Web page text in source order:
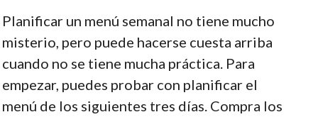
Planificar un menú semanal no tiene mucho
misterio, pero puede hacerse cuesta arriba
cuando no se tiene mucha práctica. Para
empezar, puedes probar con planificar el
menú de los siguientes tres días. Compra los